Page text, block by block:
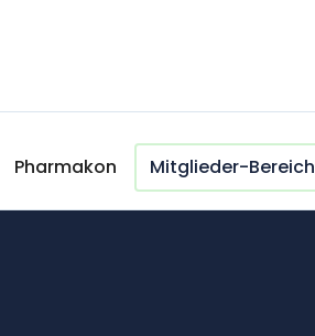
Pharmakon Mitglieder-Bereich